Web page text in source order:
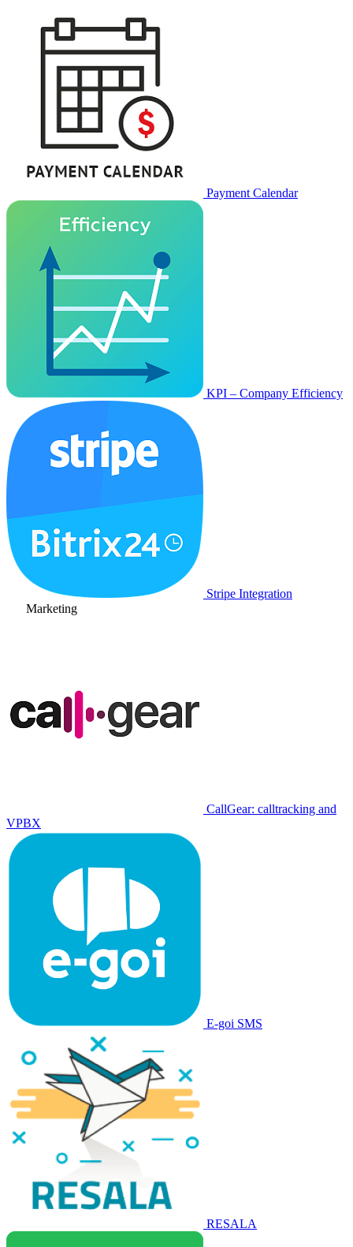
Payment Calendar
KPI – Company Efficiency
Stripe Integration
Marketing
CallGear: calltracking and
VPBX
E-goi SMS
RESALA